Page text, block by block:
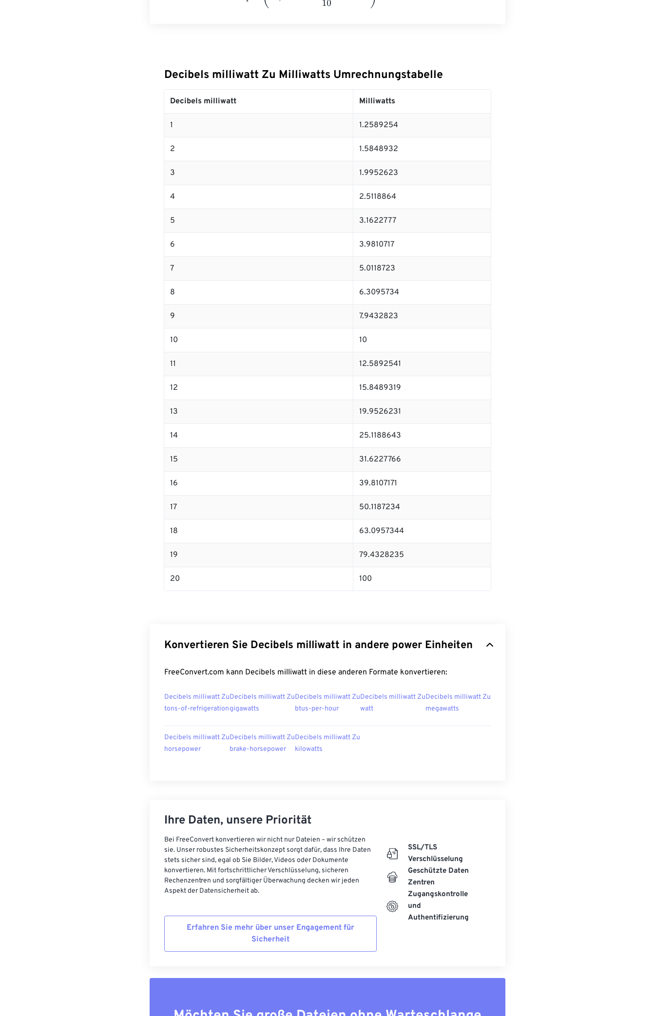
Decibels milliwatt Zu Milliwatts Umrechnungstabelle
Decibels milliwatt Milliwatts
1 1.2589254
2 1.5848932
3 1.9952623
4 2.5118864
5 3.1622777
6 3.9810717
7 5.0118723
8 6.3095734
9 7.9432823
10 10
11 12.5892541
12 15.8489319
13 19.9526231
14 25.1188643
15 31.6227766
16 39.8107171
17 50.1187234
18 63.0957344
19 79.4328235
20 100
Konvertieren Sie Decibels milliwatt in andere power Einheiten
FreeConvert.com kann Decibels milliwatt in diese anderen Formate konvertieren:
Decibels milliwatt Zu
tons-of-refrigeration
Decibels milliwatt Zu
gigawatts
Decibels milliwatt Zu
btus-per-hour
Decibels milliwatt Zu
watt
Decibels milliwatt Zu
megawatts
Decibels milliwatt Zu
horsepower
Decibels milliwatt Zu
brake-horsepower
Decibels milliwatt Zu
kilowatts
Ihre Daten, unsere Priorität
Bei FreeConvert konvertieren wir nicht nur Dateien – wir schützen
sie. Unser robustes Sicherheitskonzept sorgt dafür, dass Ihre Daten
stets sicher sind, egal ob Sie Bilder, Videos oder Dokumente
konvertieren. Mit fortschrittlicher Verschlüsselung, sicheren
Rechenzentren und sorgfältiger Überwachung decken wir jeden
Aspekt der Datensicherheit ab.
Erfahren Sie mehr über unser Engagement für
Sicherheit
SSL/TLS
Verschlüsselung
Geschützte Daten
Zentren
Zugangskontrolle
und
Authentifizierung